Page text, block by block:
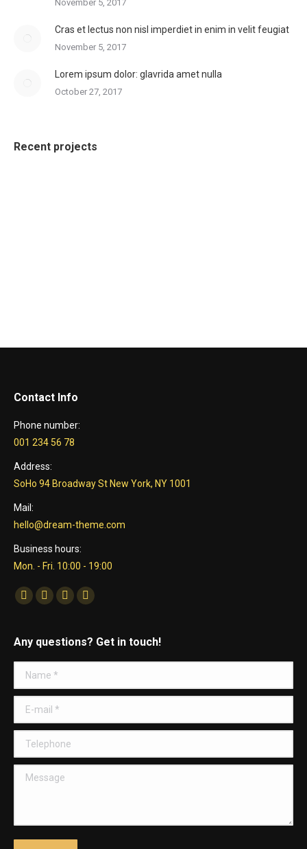
November 5, 2017
Cras et lectus non nisl imperdiet in enim in velit feugiat
November 5, 2017
Lorem ipsum dolor: glavrida amet nulla
October 27, 2017
Recent projects
Contact Info
Phone number:
001 234 56 78
Address:
SoHo 94 Broadway St New York, NY 1001
Mail:
hello@dream-theme.com
Business hours:
Mon. - Fri. 10:00 - 19:00
Find us on:
Facebook
TwitterDribbbleYouTube
Any questions? Get in touch!
Name *
E-mail *
Telephone
Message